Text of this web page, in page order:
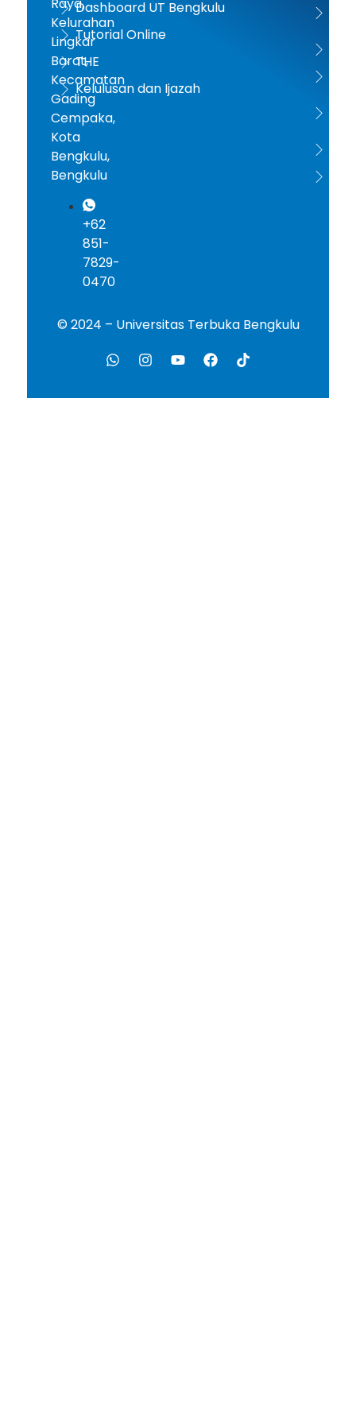
Kelurahan
Lingkar
Barat,
Kecamatan
Gading
Cempaka,
Kota
Bengkulu,
Bengkulu
+62
851-
7829-
0470
Dashboard UT Bengkulu
Tutorial Online
THE
Kelulusan dan Ijazah
© 2024 – Universitas Terbuka Bengkulu